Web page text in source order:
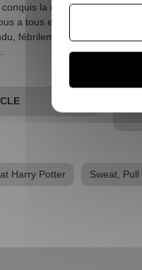
la culture
a tous et toutes
fébrilement, le
Harry Potter Sweat, Pull